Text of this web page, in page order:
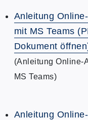
Anleitung
mit MS Teams
Dokument
(Anleitung Online-
MS Teams)
Anleitung